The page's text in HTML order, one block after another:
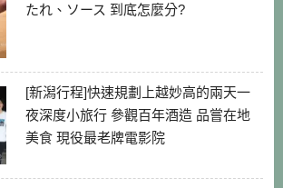
たれ、ソース 到底怎麼分?
[新潟行程]快速規劃上越妙高的兩天一
夜深度小旅行 參觀百年酒造 品嘗在地
美食 現役最老牌電影院